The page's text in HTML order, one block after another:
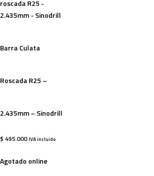
Barra Culata
Roscada R25 –
2.435mm – Sinodrill
$ 495.000 IVA incluido
Agotado online